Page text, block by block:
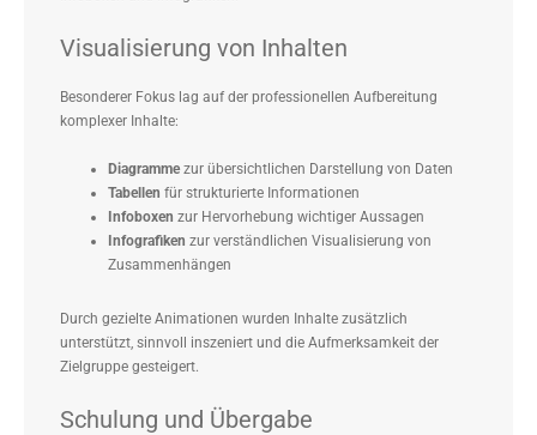
Visualisierung von Inhalten
Besonderer Fokus lag auf der professionellen Aufbereitung
komplexer Inhalte:
Diagramme zur übersichtlichen Darstellung von Daten
Tabellen für strukturierte Informationen
Infoboxen zur Hervorhebung wichtiger Aussagen
Infografiken zur verständlichen Visualisierung von
Zusammenhängen
Durch gezielte Animationen wurden Inhalte zusätzlich
unterstützt, sinnvoll inszeniert und die Aufmerksamkeit der
Zielgruppe gesteigert.
Schulung und Übergabe